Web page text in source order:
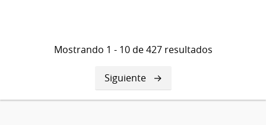
Mostrando 1 - 10 de 427 resultados
Siguiente
página
Siguiente